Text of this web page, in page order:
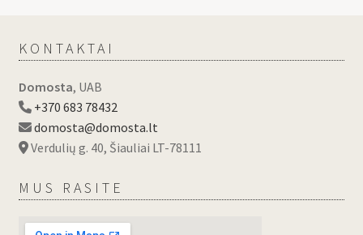
KONTAKTAI
Domosta, UAB
+370 683 78432
domosta@domosta.lt
Verdulių g. 40, Šiauliai LT-78111
MUS RASITE